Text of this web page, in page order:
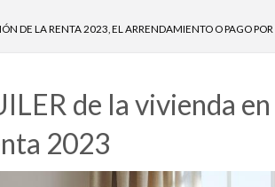
DE LA RENTA 2023, EL ARRENDAMIENTO O PAGO
de la vivienda en
2023